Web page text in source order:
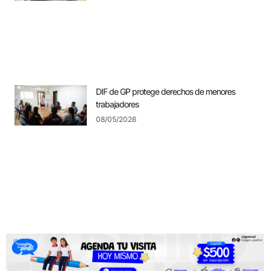
DIF de GP protege derechos de menores
trabajadores
08/05/2026